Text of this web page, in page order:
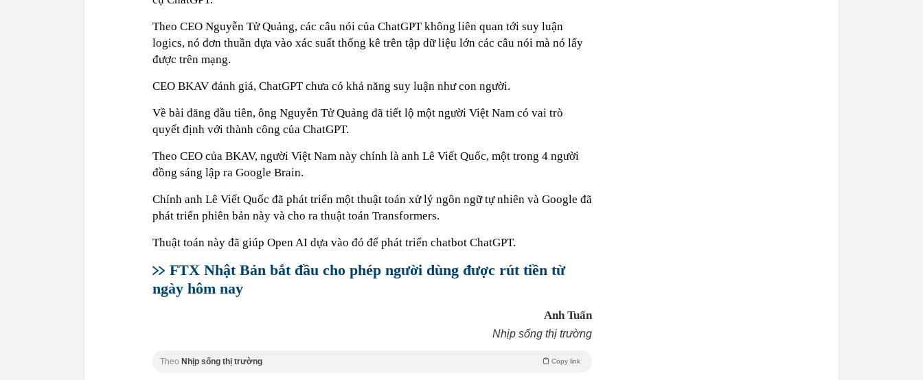
Theo CEO Nguyễn Tử Quảng, các câu nói của ChatGPT không liên quan tới suy luận
logics, nó đơn thuần dựa vào xác suất thống kê trên tập dữ liệu lớn các câu nói mà nó lấy
được trên mạng.
CEO BKAV đánh giá, ChatGPT chưa có khả năng suy luận như con người.
Về bài đăng đầu tiên, ông Nguyễn Tử Quảng đã tiết lộ một người Việt Nam có vai trò
quyết định với thành công của ChatGPT.
Theo CEO của BKAV, người Việt Nam này chính là anh Lê Viết Quốc, một trong 4 người
đồng sáng lập ra Google Brain.
Chính anh Lê Viết Quốc đã phát triển một thuật toán xử lý ngôn ngữ tự nhiên và Google đã
phát triển phiên bản này và cho ra thuật toán Transformers.
Thuật toán này đã giúp Open AI dựa vào đó để phát triển chatbot ChatGPT.
FTX Nhật Bản bắt đầu cho phép người dùng được rút tiền từ
ngày hôm nay
Anh Tuấn
Nhịp sống thị trường
Theo Nhịp sống thị trường Copy link